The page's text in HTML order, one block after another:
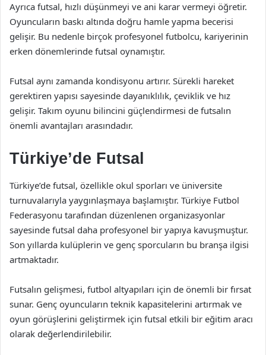
Ayrıca futsal, hızlı düşünmeyi ve ani karar vermeyi öğretir.
Oyuncuların baskı altında doğru hamle yapma becerisi
gelişir. Bu nedenle birçok profesyonel futbolcu, kariyerinin
erken dönemlerinde futsal oynamıştır.
Futsal aynı zamanda kondisyonu artırır. Sürekli hareket
gerektiren yapısı sayesinde dayanıklılık, çeviklik ve hız
gelişir. Takım oyunu bilincini güçlendirmesi de futsalın
önemli avantajları arasındadır.
Türkiye’de Futsal
Türkiye’de futsal, özellikle okul sporları ve üniversite
turnuvalarıyla yaygınlaşmaya başlamıştır. Türkiye Futbol
Federasyonu tarafından düzenlenen organizasyonlar
sayesinde futsal daha profesyonel bir yapıya kavuşmuştur.
Son yıllarda kulüplerin ve genç sporcuların bu branşa ilgisi
artmaktadır.
Futsalın gelişmesi, futbol altyapıları için de önemli bir fırsat
sunar. Genç oyuncuların teknik kapasitelerini artırmak ve
oyun görüşlerini geliştirmek için futsal etkili bir eğitim aracı
olarak değerlendirilebilir.